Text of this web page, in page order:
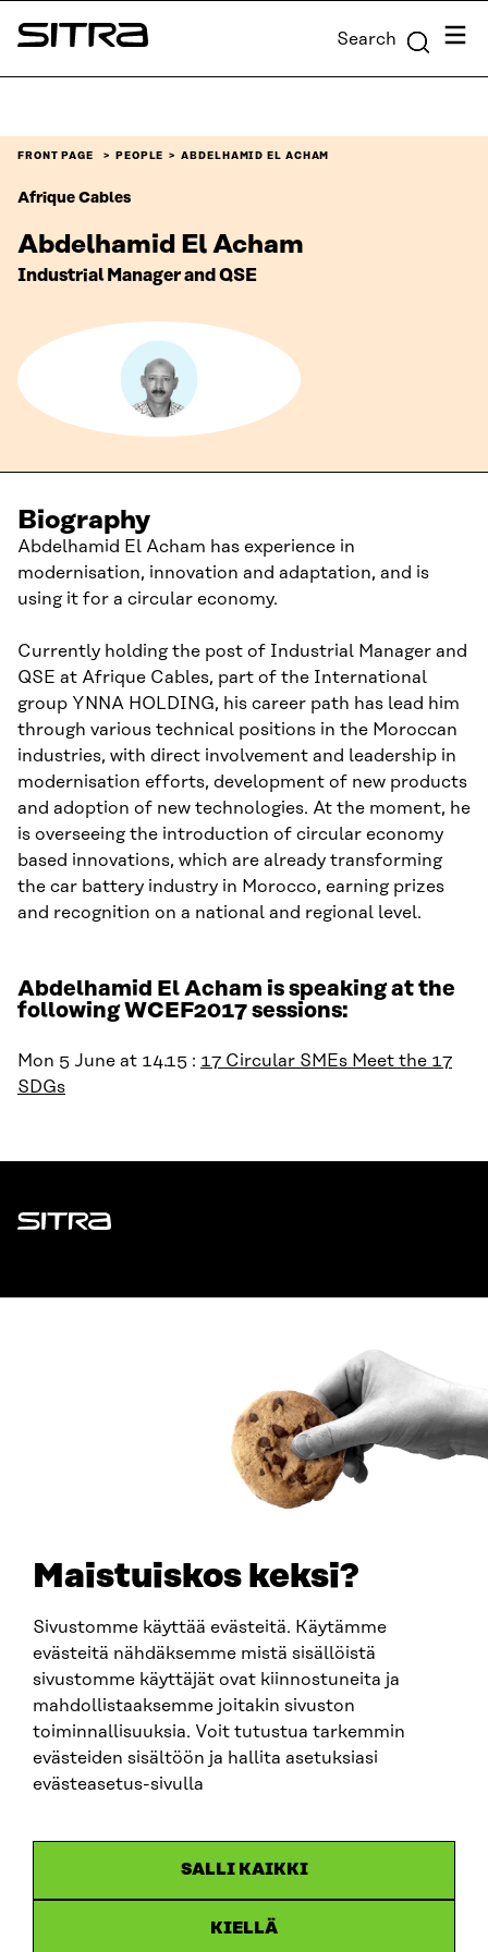
Maistuiskos keksi?
Sivustomme käyttää evästeitä. Käytämme
evästeitä nähdäksemme mistä sisällöistä
sivustomme käyttäjät ovat kiinnostuneita ja
mahdollistaaksemme joitakin sivuston
toiminnallisuuksia. Voit tutustua tarkemmin
evästeiden sisältöön ja hallita asetuksiasi
evästeasetus-sivulla
SALLI KAIKKI
KIELLÄ
Skip to
content
Sitra Search Menu
FRONT PAGE PEOPLE ABDELHAMID EL ACHAM
Afrique Cables
Abdelhamid El Acham
Industrial Manager and QSE
Biography
Abdelhamid El Acham has experience in
modernisation, innovation and adaptation, and is
using it for a circular economy.
Currently holding the post of Industrial Manager and
QSE at Afrique Cables, part of the International
group YNNA HOLDING, his career path has lead him
through various technical positions in the Moroccan
industries, with direct involvement and leadership in
modernisation efforts, development of new products
and adoption of new technologies. At the moment, he
is overseeing the introduction of circular economy
based innovations, which are already transforming
the car battery industry in Morocco, earning prizes
and recognition on a national and regional level.
Abdelhamid El Acham is speaking at the
following WCEF2017 sessions:
Mon 5 June at 14.15 : 17 Circular SMEs Meet the 17
SDGs
Sitra
firstname.lastname@sitra.fi
SITRA ON SOCIAL MEDIA
LinkedIn
Instagram